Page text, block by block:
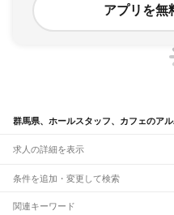
アプリを無
群馬県、ホールスタッフ、カフェのア
求人の詳細を表示
条件を追加・変更して検索
市区町村を追加・変更
関連キーワード